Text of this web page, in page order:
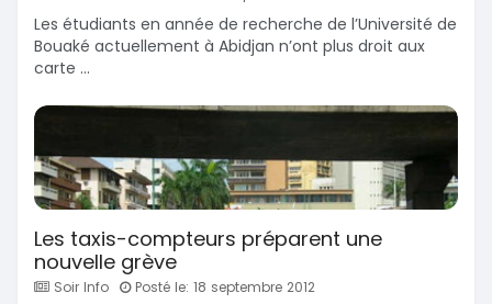
Les étudiants en année de recherche de l’Université de
Bouaké actuellement à Abidjan n’ont plus droit aux
carte ...
Les taxis-compteurs préparent une
nouvelle grève
Soir Info Posté le: 18 septembre 2012